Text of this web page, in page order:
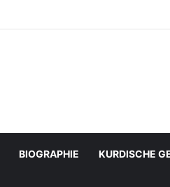
BIOGRAPHIE KURDISCHE